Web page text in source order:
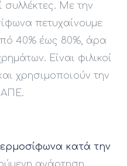
συλλέκτες. Με την
πετυχαίνουμε
40% έως 80%, άρα
Είναι φιλικοί
χρησιμοποιούν την
ΑΠΕ.
κατά την